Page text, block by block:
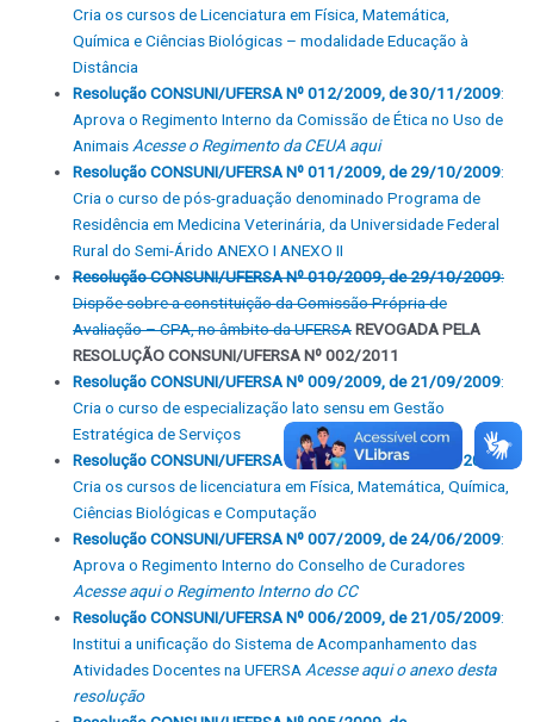
Cria os cursos de Licenciatura em Física, Matemática,
Química e Ciências Biológicas – modalidade Educação à
Distância
Resolução CONSUNI/UFERSA Nº 012/2009, de 30/11/2009:
Aprova o Regimento Interno da Comissão de Ética no Uso de
AnimaisAcesse o Regimento da CEUA aqui
Resolução CONSUNI/UFERSA Nº 011/2009, de 29/10/2009:
Cria o curso de pós-graduação denominado Programa de
Residência em Medicina Veterinária, da Universidade Federal
Rural do Semi-Árido ANEXO I ANEXO II
Resolução CONSUNI/UFERSA Nº 010/2009, de 29/10/2009:
Dispõe sobre a constituição da Comissão Própria de
Avaliação – CPA, no âmbito da UFERSAREVOGADA PELA
RESOLUÇÃO CONSUNI/UFERSA Nº 002/2011
Resolução CONSUNI/UFERSA Nº 009/2009, de 21/09/2009:
Cria o curso de especialização lato sensu em Gestão
Estratégica de Serviços
Resolução CONSUNI/UFERSA Nº 008/2009, de 11/09/2009:
Cria os cursos de licenciatura em Física, Matemática, Química,
Ciências Biológicas e Computação
Resolução CONSUNI/UFERSA Nº 007/2009, de 24/06/2009:
Aprova o Regimento Interno do Conselho de Curadores
Acesse aqui o Regimento Interno do CC
Resolução CONSUNI/UFERSA Nº 006/2009, de 21/05/2009:
Institui a unificação do Sistema de Acompanhamento das
Atividades Docentes na UFERSAAcesse aqui o anexo desta
resolução